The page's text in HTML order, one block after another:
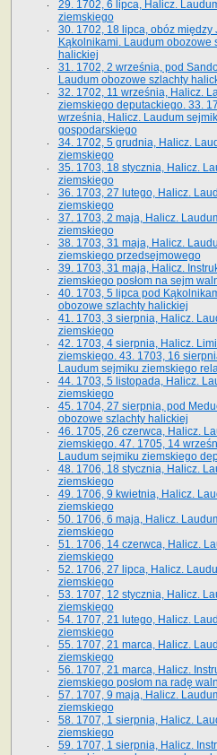
29. 1702, 6 lipca, Halicz.
ziemskiego
30. 1702, 18 lipca, obóz między
Kąkolnikami. Laudum obozowe
halickiej
31. 1702, 2 września, pod
Laudum obozowe szlachty
32. 1702, 11 września, Halicz.
ziemskiego deputackiego. 33.
września, Halicz. Laudum
gospodarskiego
34. 1702, 5 grudnia, Halicz.
ziemskiego
35. 1703, 18 stycznia, Halicz.
ziemskiego
36. 1703, 27 lutego, Halicz.
ziemskiego
37. 1703, 2 maja, Halicz.
ziemskiego
38. 1703, 31 maja, Halicz.
ziemskiego przedsejmowego
39. 1703, 31 maja, Halicz.
ziemskiego posłom na sejm
40. 1703, 5 lipca pod
obozowe szlachty halickiej
41­. 1703, 3 sierpnia, Halicz.
ziemskiego
42. 1703, 4 sierpnia, Halicz.
ziemskiego. 43. 1703, 16
Laudum sejmiku ziemskiego
44. 1703, 5 listopada, Halicz.
ziemskiego
45. 1704, 27 sierpnia, pod
obozowe szlachty halickiej
46. 1705, 26 czerwca, Halicz.
ziemskiego. 47. 1705, 14
Laudum sejmiku ziemskiego
48. 1706, 18 stycznia, Halicz.
ziemskiego
49. 1706, 9 kwietnia, Halicz.
ziemskiego
50. 1706, 6 maja, Halicz.
ziemskiego
51. 1706, 14 czerwca, Halicz.
ziemskiego
52. 1706, 27 lipca, Halicz.
ziemskiego
53. 1707, 12 stycznia, Halicz.
ziemskiego
54. 1707, 21 lutego, Halicz.
ziemskiego
55. 1707, 21 marca, Halicz.
ziemskiego
56. 1707, 21 marca, Halicz.
ziemskiego posłom na radę
57. 1707, 9 maja, Halicz.
ziemskiego
58. 1707, 1 sierpnia, Halicz.
ziemskiego
59. 1707, 1 sierpnia, Halicz.